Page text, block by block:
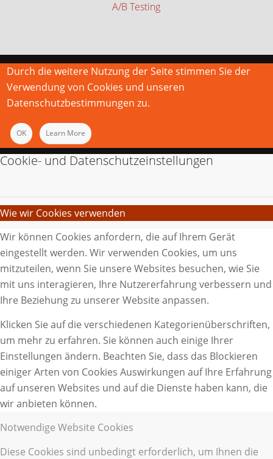
A/B Testing
Durch die weitere Nutzung der Seite stimmen Sie der
Verwendung von Cookies und unseren
Datenschutzbestimmungen zu.
OK Learn More
Cookie- und Datenschutzeinstellungen
Wie wir Cookies verwenden
Wir können Cookies anfordern, die auf Ihrem Gerät
eingestellt werden. Wir verwenden Cookies, um uns
mitzuteilen, wenn Sie unsere Websites besuchen, wie Sie
mit uns interagieren, Ihre Nutzererfahrung verbessern und
Ihre Beziehung zu unserer Website anpassen.
Klicken Sie auf die verschiedenen Kategorienüberschriften,
um mehr zu erfahren. Sie können auch einige Ihrer
Einstellungen ändern. Beachten Sie, dass das Blockieren
einiger Arten von Cookies Auswirkungen auf Ihre Erfahrung
auf unseren Websites und auf die Dienste haben kann, die
wir anbieten können.
Notwendige Website Cookies
Diese Cookies sind unbedingt erforderlich, um Ihnen die